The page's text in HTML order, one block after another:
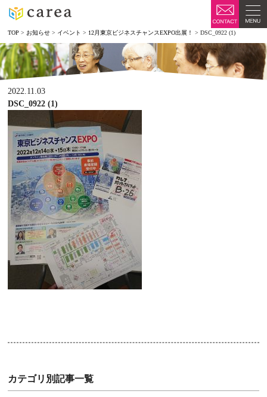
TOP > お知らせ > イベント > 12月東京ビジネスチャンスEXPO出展！ >DSC_0922 (1)
2022.11.03
DSC_0922 (1)
カテゴリ別記事一覧